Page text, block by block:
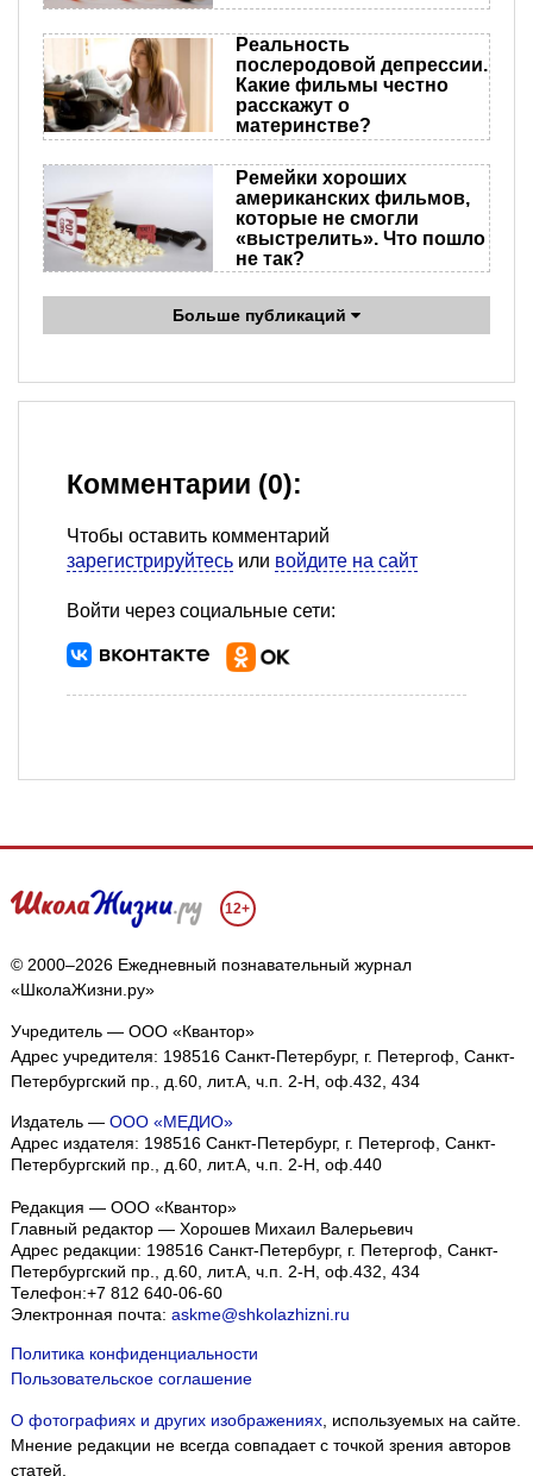
Реальность
послеродовой депрессии.
Какие фильмы честно
расскажут о
материнстве?
Ремейки хороших
американских фильмов,
которые не смогли
«выстрелить». Что пошло
не так?
Больше публикаций
Комментарии (0):
Чтобы оставить комментарий
зарегистрируйтесь или войдите на сайт
Войти через социальные сети:
12+
© 2000–2026 Ежедневный познавательный журнал
«ШколаЖизни.ру»
Учредитель — ООО «Квантор»
Адрес учредителя: 198516 Санкт-Петербург, г. Петергоф, Санкт-
Петербургский пр., д.60, лит.А, ч.п. 2-Н, оф.432, 434
Издатель — ООО «МЕДИО»
Адрес издателя: 198516 Санкт-Петербург, г. Петергоф, Санкт-
Петербургский пр., д.60, лит.А, ч.п. 2-Н, оф.440
Редакция — ООО «Квантор»
Главный редактор — Хорошев Михаил Валерьевич
Адрес редакции: 198516 Санкт-Петербург, г. Петергоф Санкт-
Петербургский пр., д.60, лит.А, ч.п. 2-Н, оф.432, 434
Телефон:+7 812 640-06-60
Электронная почта: askme@shkolazhizni.ru
Политика конфиденциальности
Пользовательское соглашение
О фотографиях и других изображениях, используемых на сайте.
Мнение редакции не всегда совпадает с точкой зрения авторов
статей.